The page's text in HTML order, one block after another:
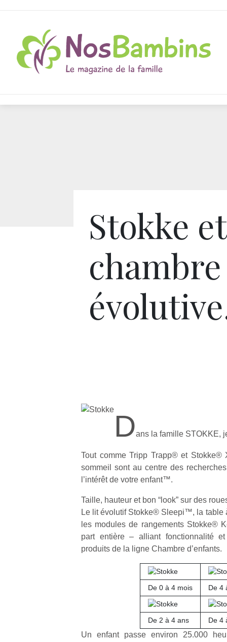
Stokke
chambre
Dans la famille STOKKE,
Tout comme Tripp Trapp® et
sommeil sont au centre des
l’intérêt de votre enfant™.
Taille, hauteur et bon “look” sur des
Le lit évolutif Stokke® Sleepi™, la
les modules de rangements Stokke®
part entière – alliant fonctionnalité
produits de la ligne Chambre d’enfants.
De 0 à 4 mois De 4
De 2 à 4 ans De 4
Un enfant passe environ 25.000